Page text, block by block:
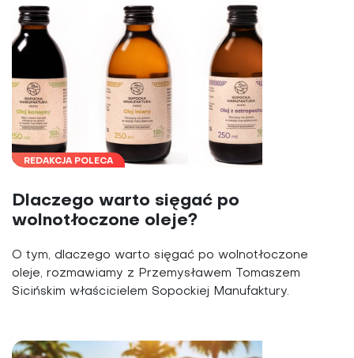
REDAKCJA POLECA
Dlaczego warto sięgać po
wolnotłoczone oleje?
O tym, dlaczego warto sięgać po wolnotłoczone
oleje, rozmawiamy z Przemysławem Tomaszem
Sicińskim właścicielem Sopockiej Manufaktury.